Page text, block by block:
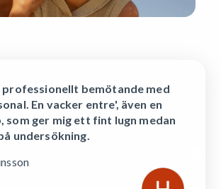
professionellt bemötande med
En vacker entre', även en
som ger mig ett fint lugn medan
undersökning.